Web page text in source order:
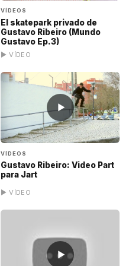
VÍDEOS
El skatepark privado de
Gustavo Ribeiro (Mundo
Gustavo Ep.3)
▶ VÍDEO
▶
VÍDEOS
Gustavo Ribeiro: Video Part
para Jart
▶ VÍDEO
▶